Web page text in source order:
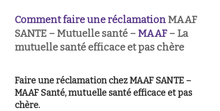
Comment faire une réclamation MAAF
SANTE – Mutuelle santé – MAAF– La
mutuelle santé efficace et pas chère
Faire une réclamation chez MAAF SANTE –
MAAF Santé, mutuelle santé efficace et pas
chère.